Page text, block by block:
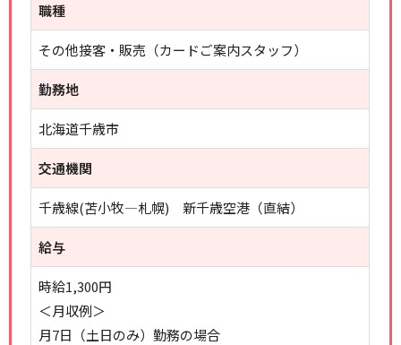
職種
その他接客・販売（カードご案内スタッフ）
勤務地
北海道千歳市
交通機関
千歳線(苫小牧―札幌) 新千歳空港（直結）
給与
時給1,300円
＜月収例＞
月7日（土日のみ）勤務の場合